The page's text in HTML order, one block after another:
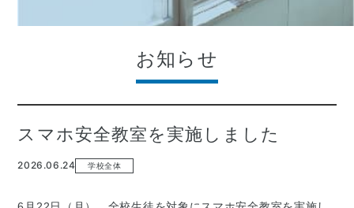
お知らせ
スマホ安全教室を実施しました
2026.06.24 学校全体